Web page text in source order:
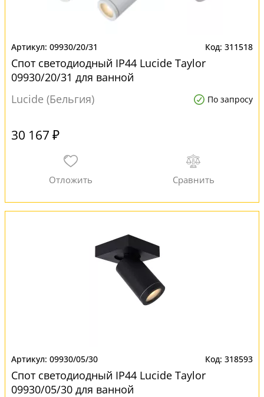
09930/20/31 311518
Спот светодиодный IP44 Lucide Taylor
09930/20/31 для ванной
Lucide (Бельгия)
По запросу
30 167 ₽
09930/05/30 318593
Спот светодиодный IP44 Lucide Taylor
09930/05/30 для ванной